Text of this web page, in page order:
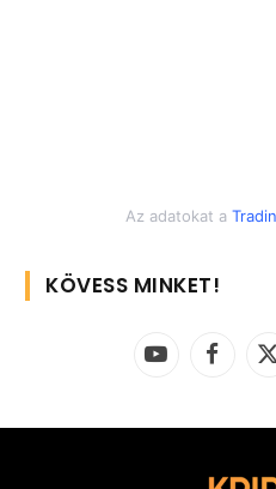
Az adatokat a
KÖVESS MINKET!
YouTube
X